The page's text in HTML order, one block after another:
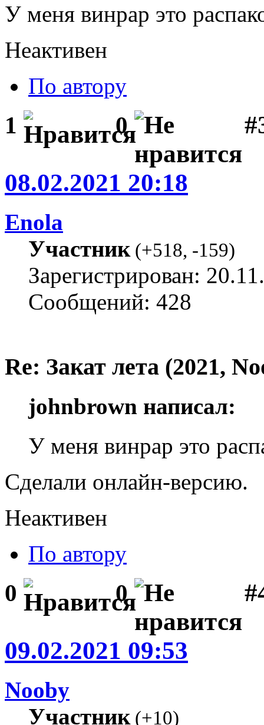
У меня винрар это
Неактивен
По автору
1 0
08.02.2021 20:18
Enola
Участник(+518, -159)
Зарегистрирован:
Сообщений: 428
Re: Закат лета (2021,
johnbrown написал:
У меня винрар это
Сделали онлайн-версию.
Неактивен
По автору
0 0
09.02.2021 09:53
Nooby
Участник(+10)